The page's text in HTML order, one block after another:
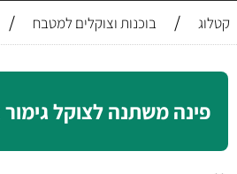
קטלוג / בוכנות וצוקלים למטבח /
פינה משתנה לצוקל גימור